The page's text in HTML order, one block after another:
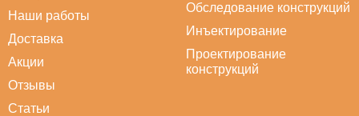
Наши работы
Доставка
Акции
Отзывы
Статьи
Обследование конструкций
Инъектирование
Проектирование
конструкций